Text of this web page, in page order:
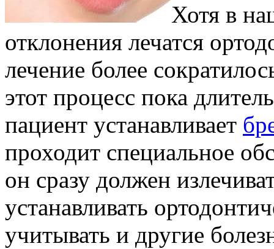
Хотя в
отклонения лечатся
лечение более
этот процесс пока
пациент устанавливает
проходит специальное
он сразу должен
устанавливать
учитывать и другие